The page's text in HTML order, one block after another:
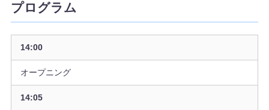
プログラム
14:00
オープニング
14:05